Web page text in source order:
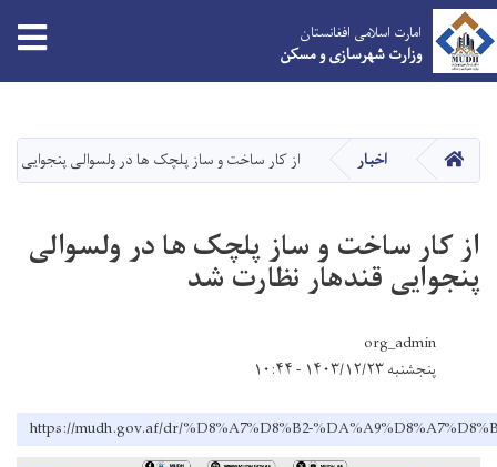
main
content
امارت اسلامی افغانستان
وزارت شهرسازی و مسکن
HOME اخبار از کار ساخت و ساز پلچک ها در ولسوالی پنجوایی
از کار ساخت و ساز پلچک ها در ولسوالی
پنجوایی قندهار نظارت شد
org_admin
پنجشنبه ۱۴۰۳/۱۲/۲۳ - ۱۰:۴۴
https://mudh.gov.af/dr/%D8%A7%D8%B2-